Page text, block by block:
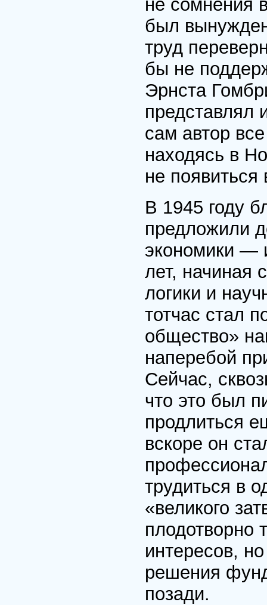
не сомнения
был
труд
бы не
Эрнста
представлял
сам автор
находясь в
не появиться
В 1945 году
предложили
экономики —
лет, начиная
логики и
тотчас стал
общество»
наперебой
Сейчас,
что это был
продлиться
вскоре он
трудиться в
«великого
плодотворно
интересов,
решения
позади.